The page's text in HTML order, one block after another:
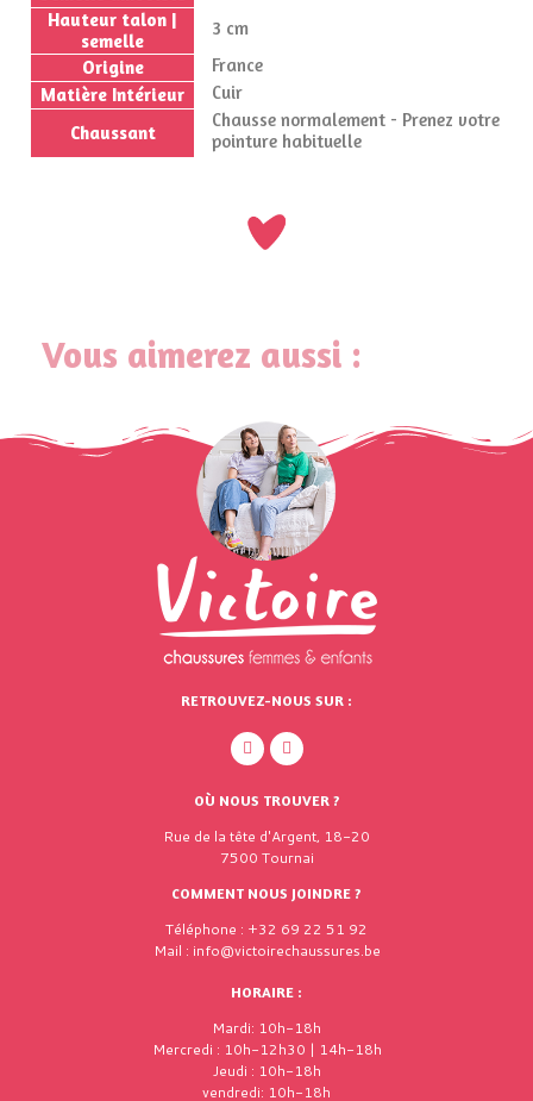
Hauteur talon |
semelle
3 cm
Origine
France
Matière Intérieur
Cuir
Chaussant
Chausse normalement - Prenez votre
pointure habituelle
Vous aimerez aussi :
RETROUVEZ-NOUS SUR :
OÙ NOUS TROUVER ?
Rue de la tête d'Argent, 18-20
7500 Tournai
COMMENT NOUS JOINDRE ?
Téléphone : +32 69 22 51 92
Mail : info@victoirechaussures.be
HORAIRE :
Mardi: 10h-18h
Mercredi : 10h-12h30 | 14h-18h
Jeudi : 10h-18h
vendredi: 10h-18h